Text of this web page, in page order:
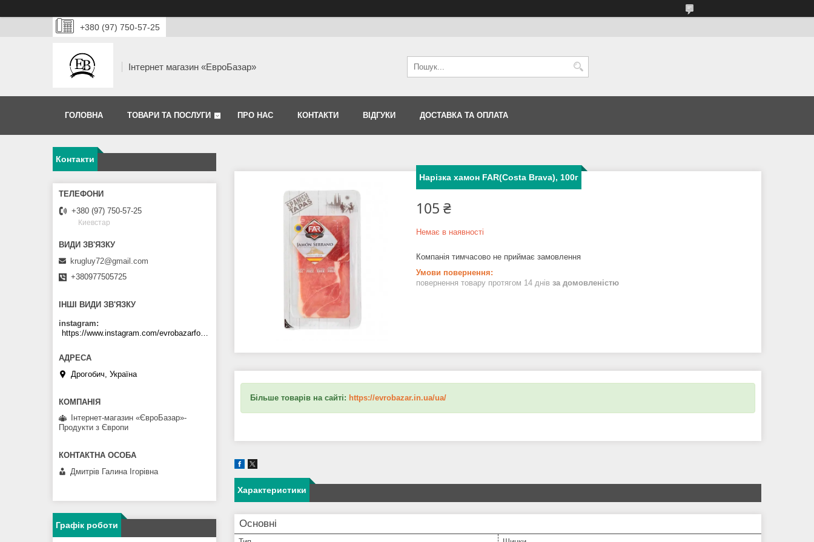
+380 (97) 750-57-25
Інтернет магазин «ЕвроБазар»
ГОЛОВНА ТОВАРИ ТА ПОСЛУГИ ПРО НАС КОНТАКТИ ВІДГУКИ ДОСТАВКА ТА ОПЛАТА
Нарізка хамон FAR(Costa Brava), 100г
105 ₴
Немає в наявності
Компанія тимчасово не приймає замовлення
повернення товару протягом 14 днів за домовленістю
Більше товарів на сайті: https://evrobazar.in.ua/ua/
Характеристики
Основні
Контакти
+380 (97) 750-57-25
Киевстар
krugluy72@gmail.com
+380977505725
ІНШІ ВИДИ ЗВ'ЯЗКУ
instagram
https://www.instagram.com/evrobazarfood/
Дрогобич, Україна
Інтернет-магазин «ЄвроБазар»-
Продукти з Європи
Дмитрів Галина Ігорівна
Графік роботи